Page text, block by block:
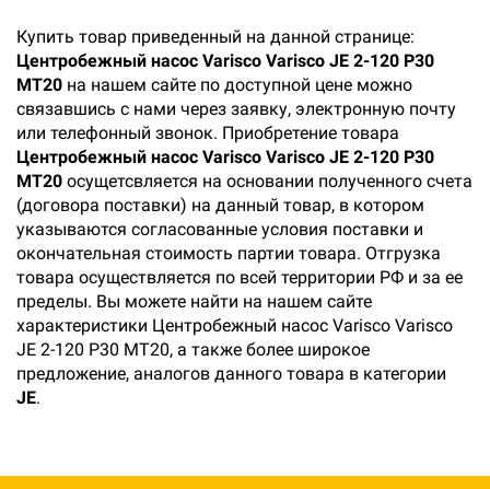
Купить товар приведенный на данной странице:
Центробежный насос Varisco Varisco JE 2-120 P30
MT20 на нашем сайте по доступной цене можно
связавшись с нами через заявку, электронную почту
или телефонный звонок. Приобретение товара
Центробежный насос Varisco Varisco JE 2-120 P30
MT20 осущетсвляется на основании полученного счета
(договора поставки) на данный товар, в котором
указываются согласованные условия поставки и
окончательная стоимость партии товара. Отгрузка
товара осуществляется по всей территории РФ и за ее
пределы. Вы можете найти на нашем сайте
характеристики Центробежный насос Varisco Varisco
JE 2-120 P30 MT20, а также более широкое
предложение, аналогов данного товара в категории
JE.